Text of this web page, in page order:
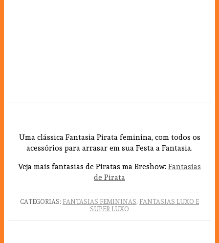
Uma clássica Fantasia Pirata feminina, com todos os
acessórios para arrasar em sua Festa a Fantasia.
Veja mais fantasias de Piratas ma Breshow: Fantasias
de Pirata
CATEGORIAS: FANTASIAS FEMININAS, FANTASIAS LUXO E
SUPER LUXO